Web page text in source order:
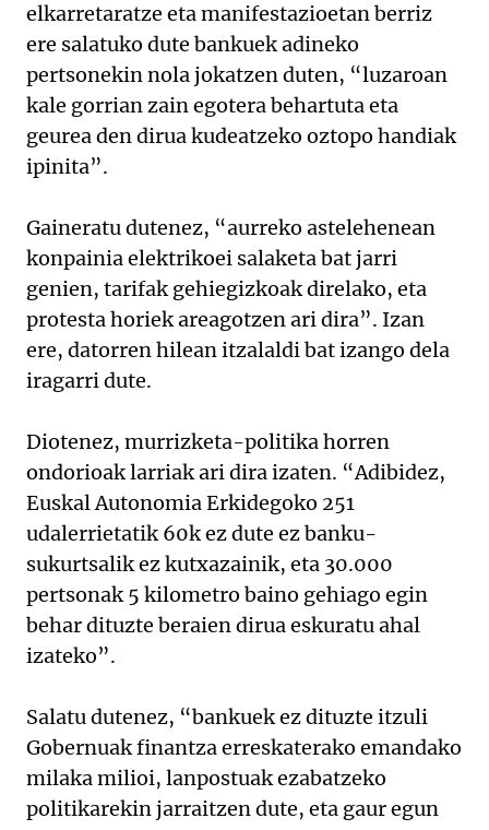
elkarretaratze eta manifestazioetan berriz
ere salatuko dute bankuek adineko
pertsonekin nola jokatzen duten, “luzaroan
kale gorrian zain egotera behartuta eta
geurea den dirua kudeatzeko oztopo handiak
ipinita”.
Gaineratu dutenez, “aurreko astelehenean
konpainia elektrikoei salaketa bat jarri
genien, tarifak gehiegizkoak direlako, eta
protesta horiek areagotzen ari dira”. Izan
ere, datorren hilean itzalaldi bat izango dela
iragarri dute.
Diotenez, murrizketa-politika horren
ondorioak larriak ari dira izaten. “Adibidez,
Euskal Autonomia Erkidegoko 251
udalerrietatik 60k ez dute ez banku-
sukurtsalik ez kutxazainik, eta 30.000
pertsonak 5 kilometro baino gehiago egin
behar dituzte beraien dirua eskuratu ahal
izateko”.
Salatu dutenez, “bankuek ez dituzte itzuli
Gobernuak finantza erreskaterako emandako
milaka milioi, lanpostuak ezabatzeko
politikarekin jarraitzen dute, eta gaur egun